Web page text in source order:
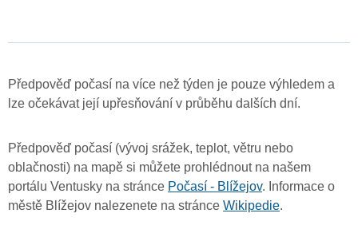
Předpověď počasí na více než týden je pouze výhledem a
lze očekávat její upřesňování v průběhu dalších dní.
Předpověď počasí (vývoj srážek, teplot, větru nebo
oblačnosti) na mapě si můžete prohlédnout na našem
portálu Ventusky na stránce Počasí - Blížejov. Informace o
městě Blížejov nalezenete na stránce Wikipedie.